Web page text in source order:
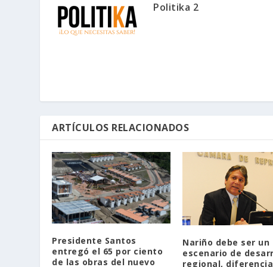
Politika 2
ARTÍCULOS RELACIONADOS
Presidente Santos
entregó el 65 por ciento
de las obras del nuevo
Nariño debe ser un
escenario de
regional,